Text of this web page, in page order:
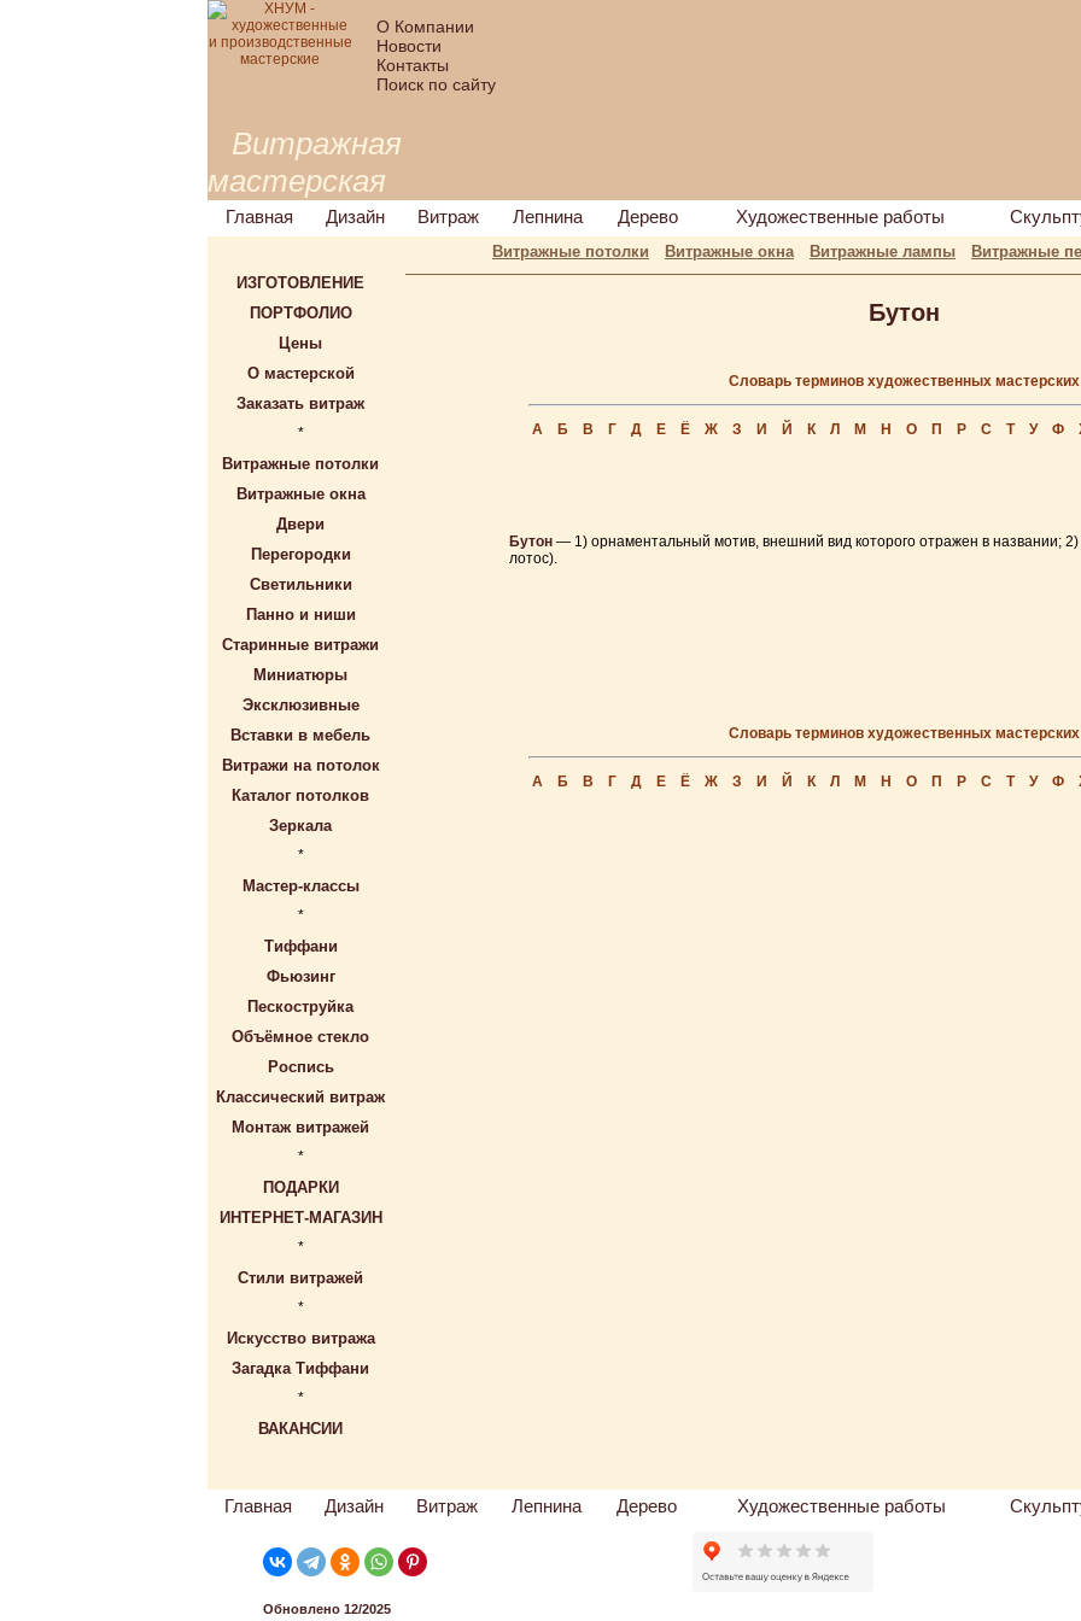
О Компании
Новости
Контакты
Поиск по сайту
Витражная
мастерская
Главная
Дизайн Витраж Лепнина Дерево Художественные работы
Витражные потолки Витражные окна Витражные лампы Витражные
ИЗГОТОВЛЕНИЕ
ПОРТФОЛИО
Цены
О мастерской
Заказать витраж
*
Витражные потолки
Витражные окна
Двери
Перегородки
Светильники
Панно и ниши
Старинные витражи
Миниатюры
Эксклюзивные
Вставки в мебель
Витражи на потолок
Каталог потолков
Зеркала
*
Мастер-классы
*
Тиффани
Фьюзинг
Пескоструйка
Объёмное стекло
Роспись
Классический витраж
Монтаж витражей
*
ПОДАРКИ
ИНТЕРНЕТ-МАГАЗИН
*
Стили витражей
*
Искусство витража
Загадка Тиффани
*
ВАКАНСИИ
Бутон
Словарь терминов художественных мастерских
А Б В Г Д Е Ё Ж З И Й К Л М Н О П Р С Т У Ф
Бутон — 1) орнаментальный мотив, внешний вид которого отражен в названии;
лотос).
Словарь терминов художественных мастерских
А Б В Г Д Е Ё Ж З И Й К Л М Н О П Р С Т У Ф
Главная Дизайн Витраж Лепнина Дерево Художественные работы
Обновлено 12/2025